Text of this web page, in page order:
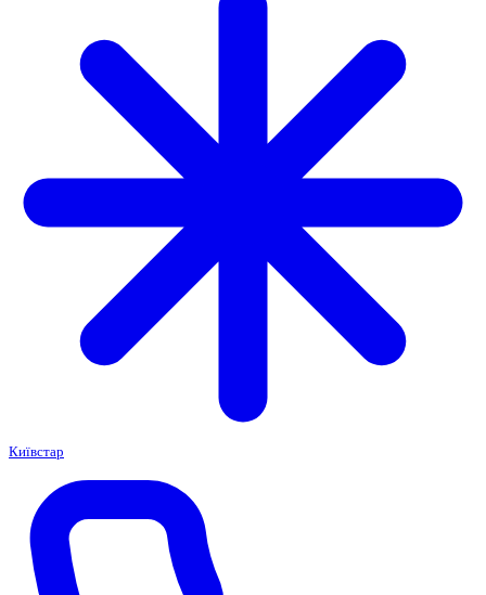
Київстар